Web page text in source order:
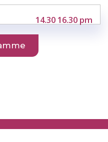
14.30 16.30 pm